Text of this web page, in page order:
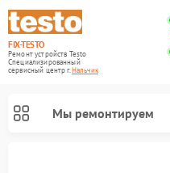
FIX-TESTO
Ремонт устройств Testo
Специализированный
cервисный центр г.Нальчик
Мы ремонтируем